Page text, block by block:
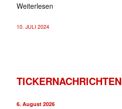
Weiterlesen
10. JULI 2024
TICKERNACHRICHTEN
6. August 2026